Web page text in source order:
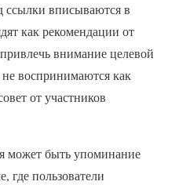
ссылки вписываются в
как рекомендации от
внимание целевой
воспринимаются как
от участников
может быть упоминание
где пользователи